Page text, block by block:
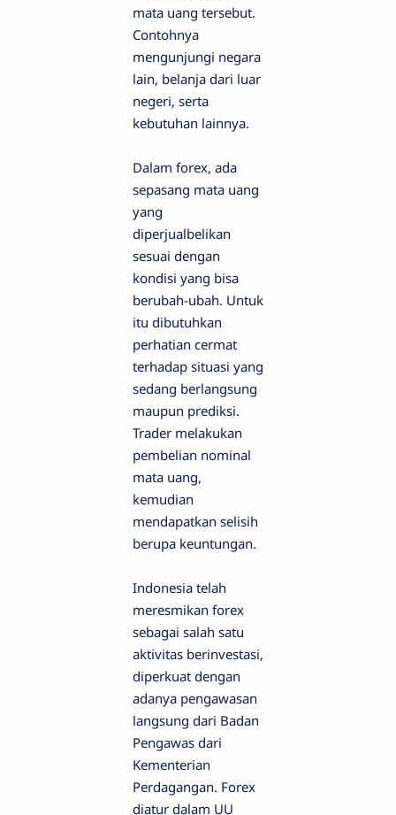
mata uang tersebut.
Contohnya
mengunjungi negara
lain, belanja dari luar
negeri, serta
kebutuhan lainnya.
Dalam forex, ada
sepasang mata uang
yang
diperjualbelikan
sesuai dengan
kondisi yang bisa
berubah-ubah. Untuk
itu dibutuhkan
perhatian cermat
terhadap situasi yang
sedang berlangsung
maupun prediksi.
Trader melakukan
pembelian nominal
mata uang,
kemudian
mendapatkan selisih
berupa keuntungan.
Indonesia telah
meresmikan forex
sebagai salah satu
aktivitas berinvestasi,
diperkuat dengan
adanya pengawasan
langsung dari Badan
Pengawas dari
Kementerian
Perdagangan. Forex
diatur dalam UU